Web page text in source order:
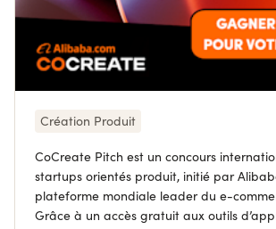
Création Produit
CoCreate Pitch est un concours
startups orientés produit, initié par
plateforme mondiale leader du e-
Grâce à un accès gratuit aux outils